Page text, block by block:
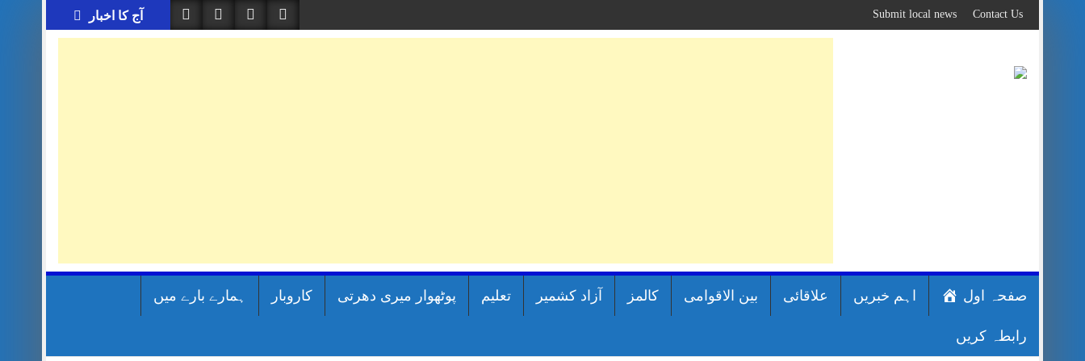
to
content
آج کا اخبار Contact Us
Submit local news
صفحہ اول اہم خبریں علاقائی بین الاقوامی کالمز آزاد کشمیر تعلیم پوٹھوار میری دھرتی کاروبار ہمارے بارے میں
رابطہ کریں